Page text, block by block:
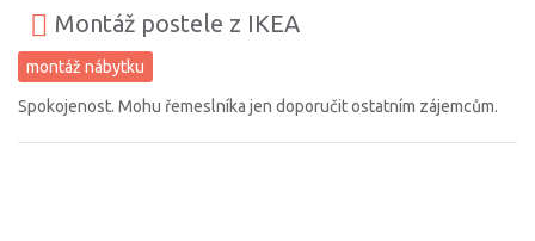
Montáž postele z IKEA
montáž nábytku
Spokojenost. Mohu řemeslníka jen doporučit ostatním zájemcům.